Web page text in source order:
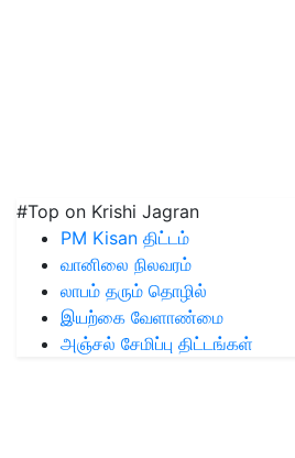
#Top on Krishi Jagran
PM Kisan திட்டம்
வானிலை நிலவரம்
லாபம் தரும் தொழில்
இயற்கை வேளாண்மை
அஞ்சல் சேமிப்பு திட்டங்கள்